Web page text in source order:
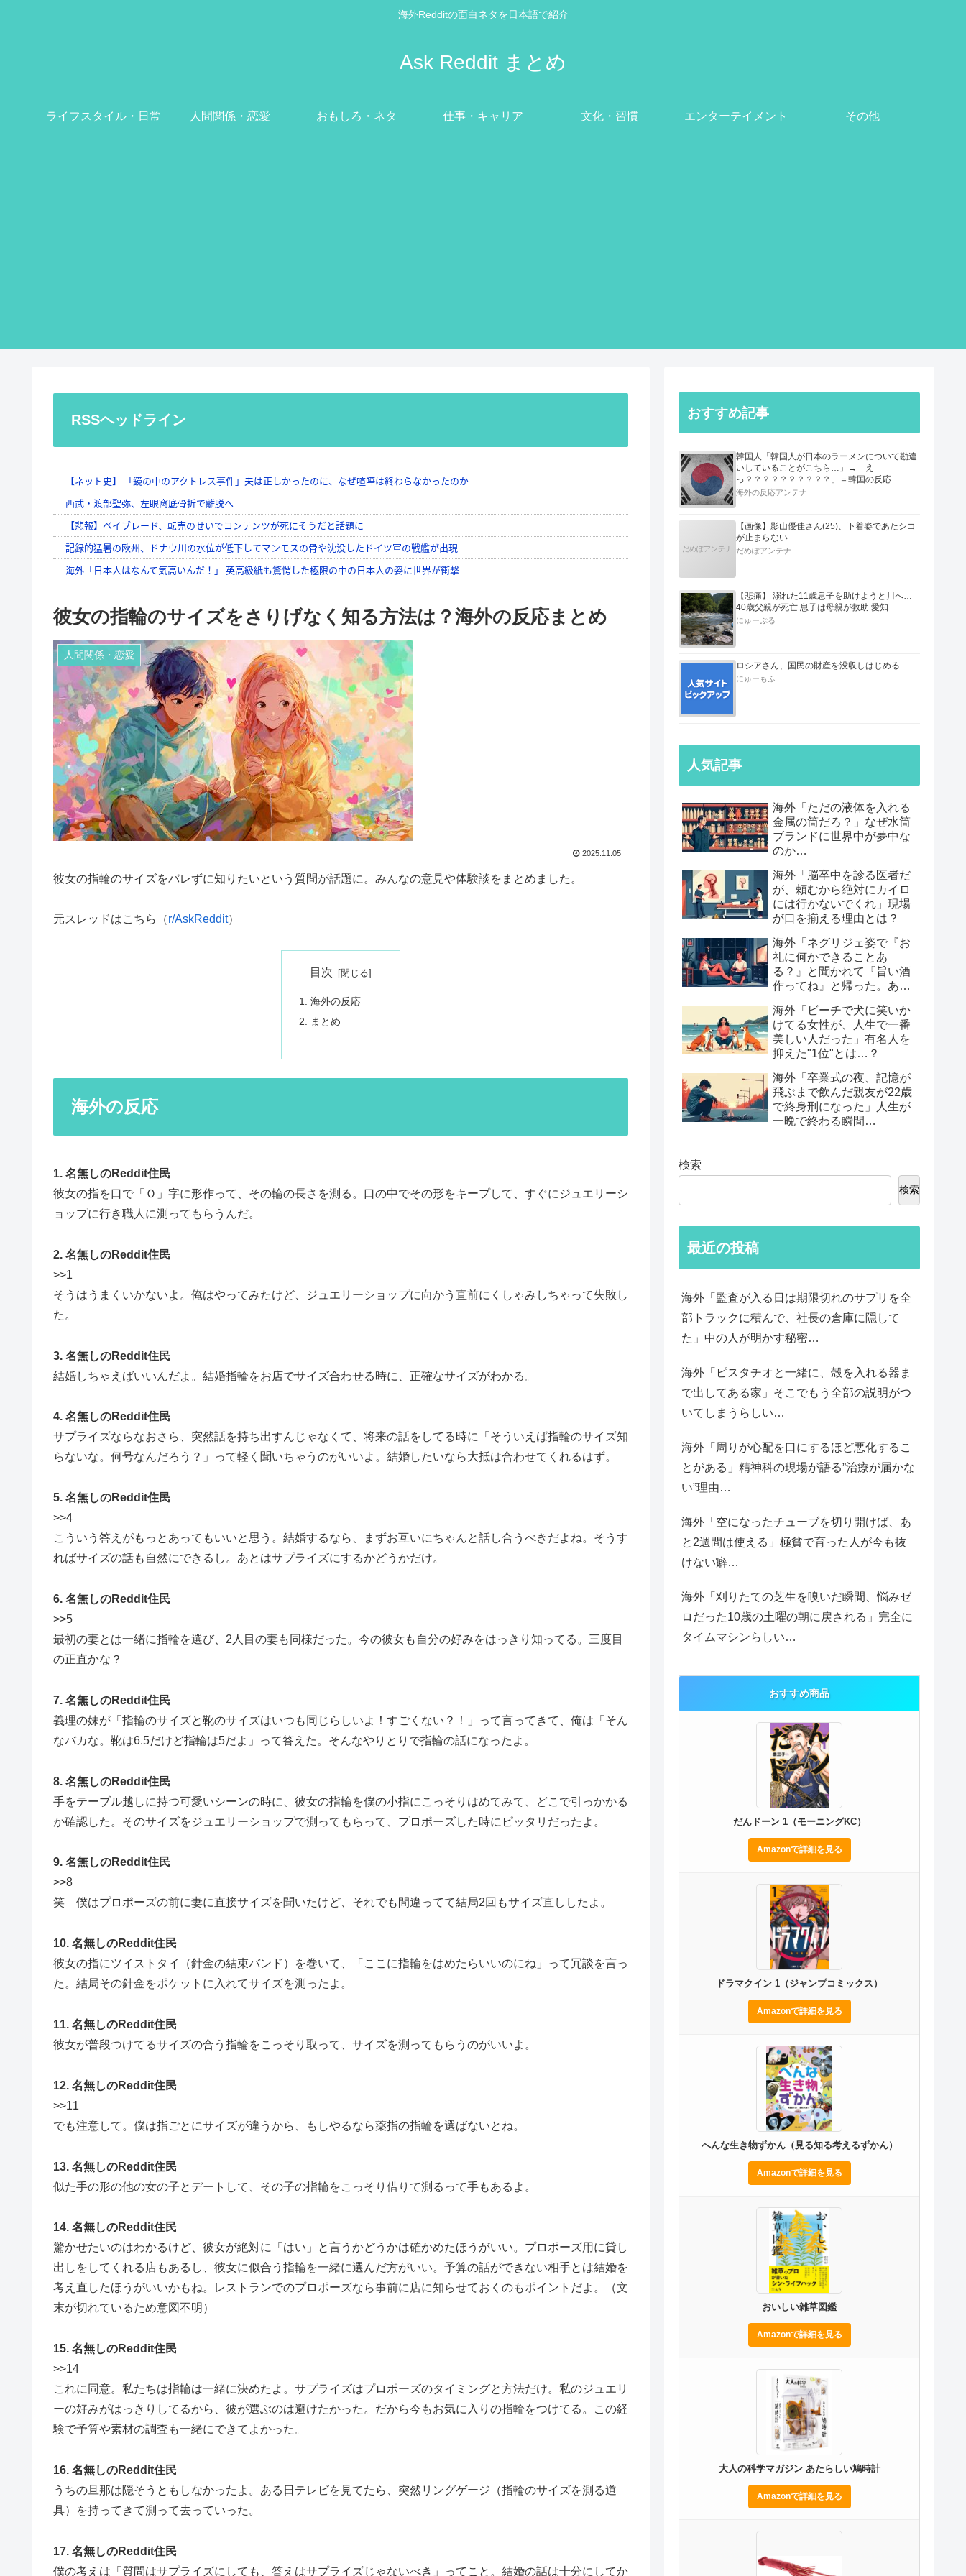
海外Redditの面白ネタを日本語で紹介
Ask Reddit まとめ
ライフスタイル・日常 人間関係・恋愛 おもしろ・ネタ 仕事・キャリア 文化・習慣 エンターテイメント その他
RSSヘッドライン
彼女の指輪のサイズをさりげなく知る方法は？海外の反応まとめ
人間関係・恋愛
2025.11.05
彼女の指輪のサイズをバレずに知りたいという質問が話題に。みんなの意見や体験談をまとめました。
元スレッドはこちら（r/AskReddit）
目次
海外の反応
まとめ
海外の反応
1. 名無しのReddit住民
彼女の指を口で「Ｏ」字に形作って、その輪の長さを測る。口の中でその形をキープして、すぐにジュエリーシ
ョップに行き職人に測ってもらうんだ。
2. 名無しのReddit住民
>>1
そうはうまくいかないよ。俺はやってみたけど、ジュエリーショップに向かう直前にくしゃみしちゃって失敗し
た。
3. 名無しのReddit住民
結婚しちゃえばいいんだよ。結婚指輪をお店でサイズ合わせる時に、正確なサイズがわかる。
4. 名無しのReddit住民
サプライズならなおさら、突然話を持ち出すんじゃなくて、将来の話をしてる時に「そういえば指輪のサイズ知
らないな。何号なんだろう？」って軽く聞いちゃうのがいいよ。結婚したいなら大抵は合わせてくれるはず。
5. 名無しのReddit住民
>>4
こういう答えがもっとあってもいいと思う。結婚するなら、まずお互いにちゃんと話し合うべきだよね。そうす
ればサイズの話も自然にできるし。あとはサプライズにするかどうかだけ。
6. 名無しのReddit住民
>>5
最初の妻とは一緒に指輪を選び、2人目の妻も同様だった。今の彼女も自分の好みをはっきり知ってる。三度目
の正直かな？
7. 名無しのReddit住民
義理の妹が「指輪のサイズと靴のサイズはいつも同じらしいよ！すごくない？！」って言ってきて、俺は「そん
なバカな。靴は6.5だけど指輪は5だよ」って答えた。そんなやりとりで指輪の話になったよ。
8. 名無しのReddit住民
手をテーブル越しに持つ可愛いシーンの時に、彼女の指輪を僕の小指にこっそりはめてみて、どこで引っかかる
か確認した。そのサイズをジュエリーショップで測ってもらって、プロポーズした時にピッタリだったよ。
9. 名無しのReddit住民
>>8
笑 僕はプロポーズの前に妻に直接サイズを聞いたけど、それでも間違ってて結局2回もサイズ直ししたよ。
10. 名無しのReddit住民
彼女の指にツイストタイ（針金の結束バンド）を巻いて、「ここに指輪をはめたらいいのにね」って冗談を言っ
た。結局その針金をポケットに入れてサイズを測ったよ。
11. 名無しのReddit住民
彼女が普段つけてるサイズの合う指輪をこっそり取って、サイズを測ってもらうのがいいよ。
12. 名無しのReddit住民
>>11
でも注意して。僕は指ごとにサイズが違うから、もしやるなら薬指の指輪を選ばないとね。
13. 名無しのReddit住民
似た手の形の他の女の子とデートして、その子の指輪をこっそり借りて測るって手もあるよ。
14. 名無しのReddit住民
驚かせたいのはわかるけど、彼女が絶対に「はい」と言うかどうかは確かめたほうがいい。プロポーズ用に貸し
出しをしてくれる店もあるし、彼女に似合う指輪を一緒に選んだ方がいい。予算の話ができない相手とは結婚を
考え直したほうがいいかもね。レストランでのプロポーズなら事前に店に知らせておくのもポイントだよ。（文
末が切れているため意図不明）
15. 名無しのReddit住民
>>14
これに同意。私たちは指輪は一緒に決めたよ。サプライズはプロポーズのタイミングと方法だけ。私のジュエリ
ーの好みがはっきりしてるから、彼が選ぶのは避けたかった。だから今もお気に入りの指輪をつけてる。この経
験で予算や素材の調査も一緒にできてよかった。
16. 名無しのReddit住民
うちの旦那は隠そうともしなかったよ。ある日テレビを見てたら、突然リングゲージ（指輪のサイズを測る道
具）を持ってきて測って去っていった。
17. 名無しのReddit住民
僕の考えは「質問はサプライズにしても、答えはサプライズじゃないべき」ってこと。結婚の話は十分にしてか
おすすめ記事
韓国人「韓国人が日本のラーメンについて勘違
いしていることがこちら…」→「え
っ？？？？？？？？？？」＝韓国の反応
海外の反応アンテナ
だめぽアンテナ
【画像】影山優佳さん(25)、下着姿であたシコ
が止まらない
だめぽアンテナ
【悲痛】 溺れた11歳息子を助けようと川へ…
40歳父親が死亡 息子は母親が救助 愛知
にゅーぷる
ロシアさん、国民の財産を没収しはじめる
にゅーもふ
人気記事
海外「ただの液体を入れる
金属の筒だろ？」なぜ水筒
ブランドに世界中が夢中な
のか…
海外「脳卒中を診る医者だ
が、頼むから絶対にカイロ
には行かないでくれ」現場
が口を揃える理由とは？
海外「ネグリジェ姿で『お
礼に何かできることあ
る？』と聞かれて『旨い酒
作ってね』と帰った。あれ
る男たちの後悔談…
海外「ビーチで犬に笑いか
けてる女性が、人生で一番
美しい人だった」有名人を
抑えた"1位"とは…？
海外「卒業式の夜、記憶が
飛ぶまで飲んだ親友が22歳
で終身刑になった」人生が
一晩で終わる瞬間…
検索
検索
最近の投稿
海外「監査が入る日は期限切れのサプリを全
部トラックに積んで、社長の倉庫に隠して
た」中の人が明かす秘密…
海外「ピスタチオと一緒に、殻を入れる器ま
で出してある家」そこでもう全部の説明がつ
いてしまうらしい…
海外「周りが心配を口にするほど悪化するこ
とがある」精神科の現場が語る”治療が届かな
い”理由…
海外「空になったチューブを切り開けば、あ
と2週間は使える」極貧で育った人が今も抜
けない癖…
海外「刈りたての芝生を嗅いだ瞬間、悩みゼ
ロだった10歳の土曜の朝に戻される」完全に
タイムマシンらしい…
おすすめ商品
だんドーン 1（モーニングKC）
Amazonで詳細を見る
ドラマクイン 1（ジャンプコミックス）
Amazonで詳細を見る
へんな生き物ずかん（見る知る考えるずかん）
Amazonで詳細を見る
おいしい雑草図鑑
Amazonで詳細を見る
大人の科学マガジン あたらしい鳩時計
Amazonで詳細を見る